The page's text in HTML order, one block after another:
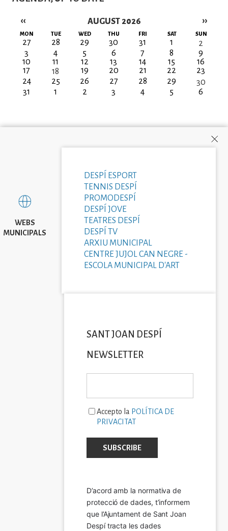
AUGUST 2026
Pagination
‹‹ ››
MON TUE WED THU FRI SAT SUN
27 28 29 30 31 1
2
3
4 5 6 7 8
9
10
11 12 13 14 15
16
17
18 19 20 21 22
23
24
25 26 27 28 29
30
31
1 2 3 4 5 6
WEBS
MUNICIPALS
DESPÍ ESPORT
TENNIS DESPÍ
PROMODESPÍ
DESPÍ JOVE
TEATRES DESPÍ
DESPÍ TV
ARXIU MUNICIPAL
CENTRE JUJOL CAN NEGRE -
ESCOLA MUNICIPAL D'ART
SANT JOAN DESPÍ
NEWSLETTER
Accepto la POLÍTICA DE
PRIVACITAT
D’acord amb la normativa de
protecció de dades, t’informem
que l’Ajuntament de Sant Joan
Despí tracta les dades